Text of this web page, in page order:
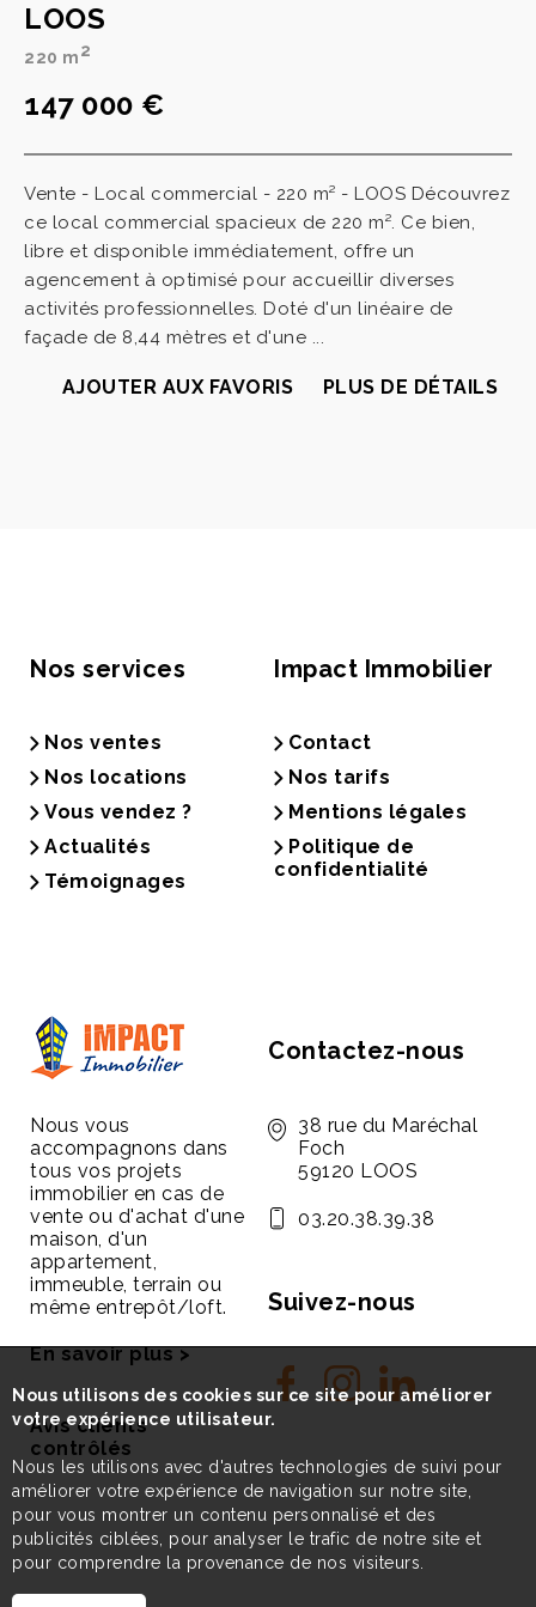
LOOS
220 m2
147 000 €
Vente - Local commercial - 220 m² - LOOS Découvrez
ce local commercial spacieux de 220 m². Ce bien,
libre et disponible immédiatement, offre un
agencement à optimisé pour accueillir diverses
activités professionnelles. Doté d'un linéaire de
façade de 8,44 mètres et d'une ...
AJOUTER AUX FAVORIS PLUS DE DÉTAILS
Nos services
Nos ventes
Nos locations
Vous vendez ?
Actualités
Témoignages
Impact Immobilier
Contact
Nos tarifs
Mentions légales
Politique de
confidentialité
Nous vous
accompagnons dans
tous vos projets
immobilier en cas de
vente ou d'achat d'une
maison, d'un
appartement,
immeuble, terrain ou
même entrepôt/loft.
En savoir plus >
Avis clients
contrôlés
Contactez-nous
38 rue du Maréchal
Foch
59120 LOOS
03.20.38.39.38
Suivez-nous
Nous utilisons des cookies sur ce site pour améliorer
votre expérience utilisateur.
Nous les utilisons avec d'autres technologies de suivi pour
améliorer votre expérience de navigation sur notre site,
pour vous montrer un contenu personnalisé et des
publicités ciblées, pour analyser le trafic de notre site et
pour comprendre la provenance de nos visiteurs.